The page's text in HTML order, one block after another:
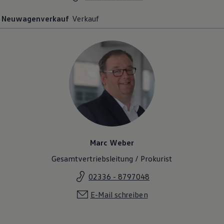
Lifestyle
Transport
Elektromobilität
Volkswagen R
Pannen- und Unfallhilfe
Volkswagen Kundenbetreuung
Neuwagenverkauf Verkauf
Marc Weber
Gesamtvertriebsleitung / Prokurist
02336 - 8797048
E-Mail schreiben